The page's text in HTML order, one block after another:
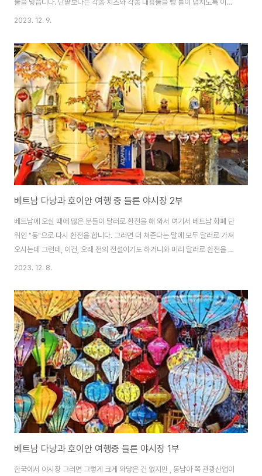
물을 넣습니다. 단팥보다는 각종 치즈와 각종 내용물을 빵 틀이 넘치도록 이거
저거 마구 집어 놓더군요. 아이들이 정말 좋아할 것 같은 붕어빵이라 저도 한참
7,000동이니 원화로는 360원 정도 합니다. 안에 그렇게 많이 집어넣었는데
도 가격이 너무 착하지 않나요? 그런데 , 여기서는 그 정도 가격이면 붕어빵 두
개 살 돈으로 쌀 국수를 한 그릇 먹을 수 있습니다. 그러니, 이들 입장에서는 그
렇게 싼 가격도 아닙니다. 거리마다 넘쳐나는 각종 음식 장사들로 인해 수시로
발길을 멈춰야 했..
2023. 12. 9.
베트남 다낭과 호이안 여행 중 들른 야시장 2부
베트남에 오실 때에 많은 분들이 달러로 환전을 해 와서 여기서 베트남 화폐 단
위인 "동"으로 다시 환전을 합니다. 그러면 더 쳐준다는 말에 모두 달러로 가져
오시는데 그런데, 이건, 오래 전의 전설이기도 하거니와 미리 달러로 환전을 해
서 이중으로 환전 수수료를 무실 필요가 없습니다. 가이드들이 달러를 원하는
은행이 잘 쳐준다는 말에 엡에서 환전 신청을 해서 우리은행 가서 받아왔는데
우리 돈 10만 원에 1,700,000동으로 바꾸어 주었는데 여기, 베트남 공항 환
전소에서는 1,850,000동, 시내 중심가 금은방에서는 1,960,000동으로 환전
을 해 주었습니다. 이렇게 차이가 나는 이유는 환전 수수료이기 때문입니다. 은
행이나 환전소나..
2023. 12. 8.
베트남 다낭과 호이안 여행중 들른 야시장 1부
한국에서 야시장 그러면 그렇게 크게 와닿은 건 없지만 , 동남아 쪽 관광산업이